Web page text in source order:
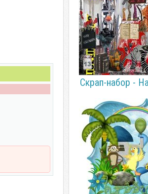
Скрап-набор -